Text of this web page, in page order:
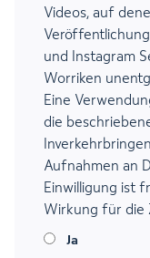
Videos, auf
und Instagram
Worriken
Eine
die
Aufnahmen an
Einwilligung ist
Wirkung für die
Ja